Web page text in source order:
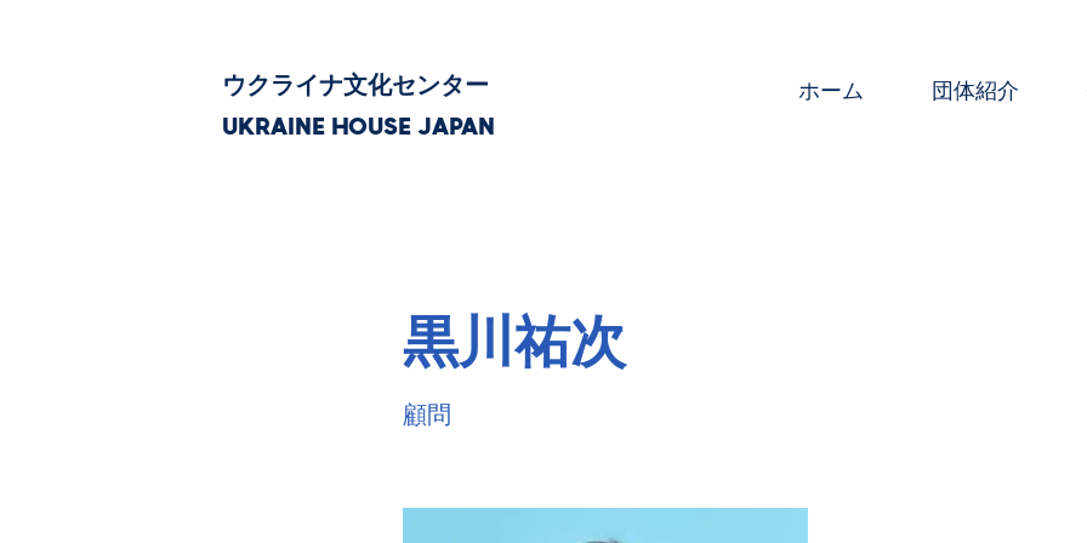
ウクライナ文化センター
UKRAINE HOUSE JAPAN
ホーム 団体紹介
黒川祐次
顧問